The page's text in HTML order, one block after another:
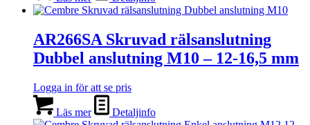
AR266SA Skruvad rälsanslutning
Dubbel anslutning M10 – 12-16,5 mm
Logga in för att se pris
Läs mer Detaljinfo